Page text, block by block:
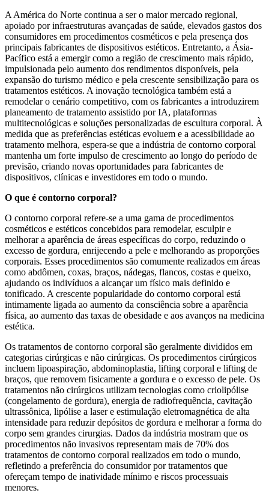
A América do Norte continua a ser o maior mercado regional,
apoiado por infraestruturas avançadas de saúde, elevados gastos dos
consumidores em procedimentos cosméticos e pela presença dos
principais fabricantes de dispositivos estéticos. Entretanto, a Ásia-
Pacífico está a emergir como a região de crescimento mais rápido,
impulsionada pelo aumento dos rendimentos disponíveis, pela
expansão do turismo médico e pela crescente sensibilização para os
tratamentos estéticos. A inovação tecnológica também está a
remodelar o cenário competitivo, com os fabricantes a introduzirem
planeamento de tratamento assistido por IA, plataformas
multitecnológicas e soluções personalizadas de escultura corporal. À
medida que as preferências estéticas evoluem e a acessibilidade ao
tratamento melhora, espera-se que a indústria de contorno corporal
mantenha um forte impulso de crescimento ao longo do período de
previsão, criando novas oportunidades para fabricantes de
dispositivos, clínicas e investidores em todo o mundo.
O que é contorno corporal?
O contorno corporal refere-se a uma gama de procedimentos
cosméticos e estéticos concebidos para remodelar, esculpir e
melhorar a aparência de áreas específicas do corpo, reduzindo o
excesso de gordura, enrijecendo a pele e melhorando as proporções
corporais. Esses procedimentos são comumente realizados em áreas
como abdômen, coxas, braços, nádegas, flancos, costas e queixo,
ajudando os indivíduos a alcançar um físico mais definido e
tonificado. A crescente popularidade do contorno corporal está
intimamente ligada ao aumento da consciência sobre a aparência
física, ao aumento das taxas de obesidade e aos avanços na medicina
estética.
Os tratamentos de contorno corporal são geralmente divididos em
categorias cirúrgicas e não cirúrgicas. Os procedimentos cirúrgicos
incluem lipoaspiração, abdominoplastia, lifting corporal e lifting de
braços, que removem fisicamente a gordura e o excesso de pele. Os
tratamentos não cirúrgicos utilizam tecnologias como criolipólise
(congelamento de gordura), energia de radiofrequência, cavitação
ultrassônica, lipólise a laser e estimulação eletromagnética de alta
intensidade para reduzir depósitos de gordura e melhorar a forma do
corpo sem grandes cirurgias. Dados da indústria mostram que os
procedimentos não invasivos representam mais de 70% dos
tratamentos de contorno corporal realizados em todo o mundo,
refletindo a preferência do consumidor por tratamentos que
ofereçam tempo de inatividade mínimo e riscos processuais
menores.